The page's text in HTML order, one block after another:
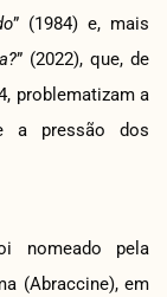
” (1984) e, mais
” (2022), que, de
problematizam a
a pressão dos
nomeado pela
(Abraccine), em